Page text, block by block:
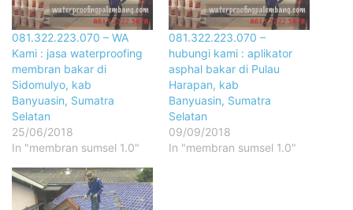
081.322.223.070 – WA
Kami : jasa waterproofing
membran bakar di
Sidomulyo, kab
Banyuasin, Sumatra
Selatan
25/06/2018
In "membran sumsel 1.0"
081.322.223.070 –
hubungi kami : aplikator
asphal bakar di Pulau
Harapan, kab
Banyuasin, Sumatra
Selatan
09/09/2018
In "membran sumsel 1.0"